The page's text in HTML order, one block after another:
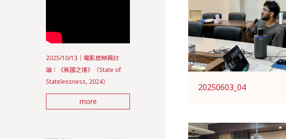
2025/10/13｜電影放映與討
論：《無國之境》（State of
Statelessness, 2024）
more
20250603_04